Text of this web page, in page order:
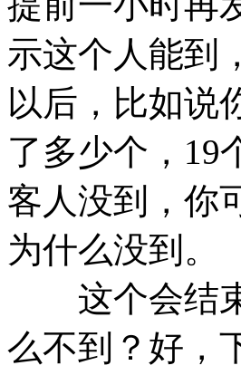
示这个人能到
以后，比如说
了多少个，19
客人没到，你
为什么没到。
这个会结束
么不到？好，